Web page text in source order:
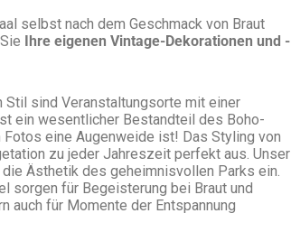
selbst nach dem Geschmack von Braut
Ihre eigenen Vintage-Dekorationen und -
sind Veranstaltungsorte mit einer
ein wesentlicher Bestandteil des Boho-
eine Augenweide ist! Das Styling von
zu jeder Jahreszeit perfekt aus. Unser
Ästhetik des geheimnisvollen Parks ein.
sorgen für Begeisterung bei Braut und
auch für Momente der Entspannung